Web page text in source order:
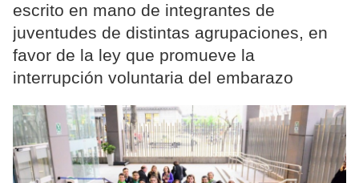
escrito en mano de integrantes de
juventudes de distintas agrupaciones, en
favor de la ley que promueve la
interrupción voluntaria del embarazo